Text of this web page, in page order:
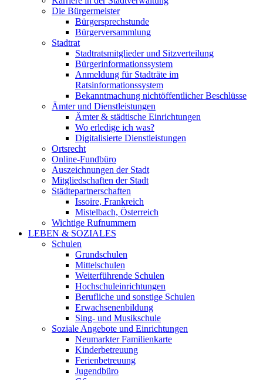
Die Bürgermeister
Bürgersprechstunde
Bürgerversammlung
Stadtrat
Stadtratsmitglieder und Sitzverteilung
Bürgerinformationssystem
Anmeldung für Stadträte im
Ratsinformationssystem
Bekanntmachung nichtöffentlicher Beschlüsse
Ämter und Dienstleistungen
Ämter & städtische Einrichtungen
Wo erledige ich was?
Digitalisierte Dienstleistungen
Ortsrecht
Online-Fundbüro
Auszeichnungen der Stadt
Mitgliedschaften der Stadt
Städtepartnerschaften
Issoire, Frankreich
Mistelbach, Österreich
Wichtige Rufnummern
LEBEN & SOZIALES
Schulen
Grundschulen
Mittelschulen
Weiterführende Schulen
Hochschuleinrichtungen
Berufliche und sonstige Schulen
Erwachsenenbildung
Sing- und Musikschule
Soziale Angebote und Einrichtungen
Neumarkter Familienkarte
Kinderbetreuung
Ferienbetreuung
Jugendbüro